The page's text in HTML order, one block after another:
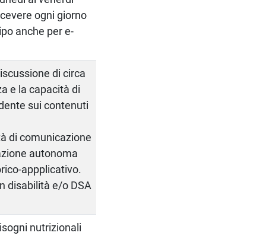
ogni giorno
anche per e-
di circa
e la capacità di
sui contenuti
di comunicazione
autonoma
appplicativo.
disabilità e/o DSA
nutrizionali